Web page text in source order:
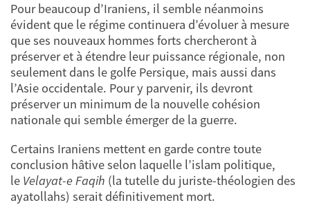
Pour beaucoup d’Iraniens, il semble néanmoins
évident que le régime continuera d’évoluer à mesure
que ses nouveaux hommes forts chercheront à
préserver et à étendre leur puissance régionale, non
seulement dans le golfe Persique, mais aussi dans
l’Asie occidentale. Pour y parvenir, ils devront
préserver un minimum de la nouvelle cohésion
nationale qui semble émerger de la guerre.
Certains Iraniens mettent en garde contre toute
conclusion hâtive selon laquelle l’islam politique,
le Velayat-e Faqih (la tutelle du juriste-théologien des
ayatollahs) serait définitivement mort.